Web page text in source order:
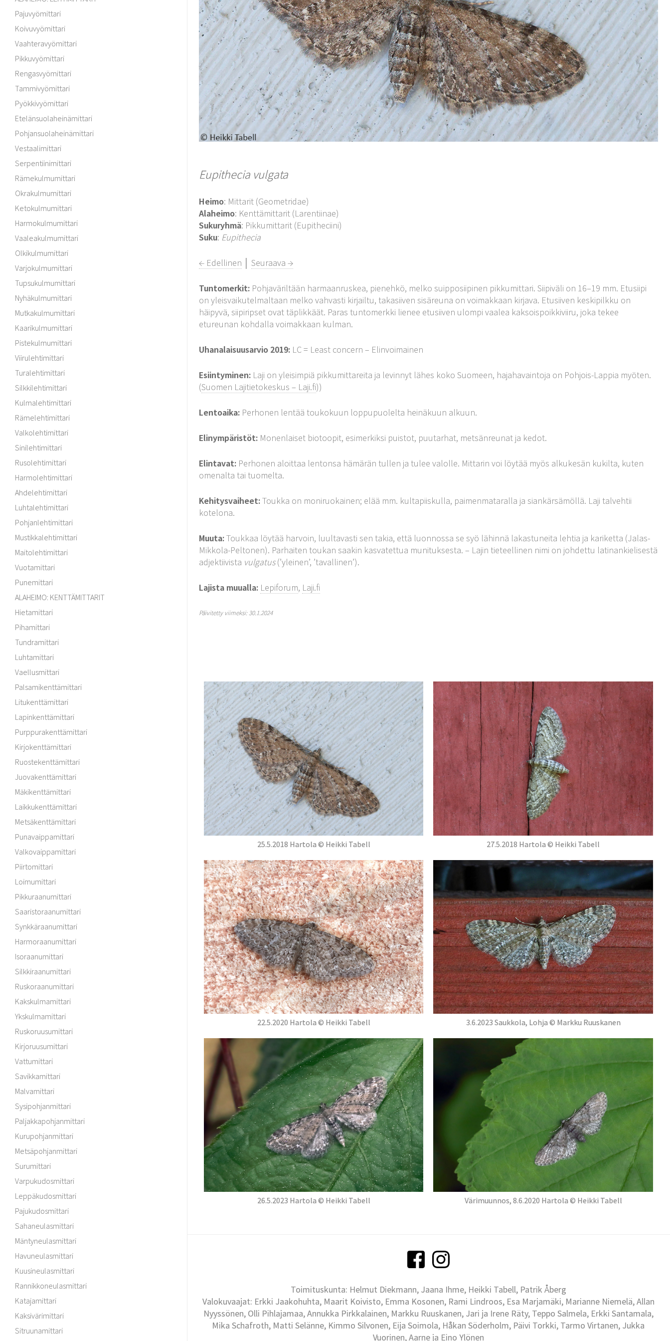
Pajuvyömittari
Koivuvyömittari
Vaahteravyömittari
Pikkuvyömittari
Rengasvyömittari
Tammivyömittari
Pyökkivyömittari
Etelänsuolaheinämittari
Pohjansuolaheinämittari
Vestaalimittari
Serpentiinimittari
Rämekulmumittari
Okrakulmumittari
Ketokulmumittari
Harmokulmumittari
Vaaleakulmumittari
Olkikulmumittari
Varjokulmumittari
Tupsukulmumittari
Nyhäkulmumittari
Mutkakulmumittari
Kaarikulmumittari
Pistekulmumittari
Viirulehtimittari
Turalehtimittari
Silkkilehtimittari
Kulmalehtimittari
Rämelehtimittari
Valkolehtimittari
Sinilehtimittari
Rusolehtimittari
Harmolehtimittari
Ahdelehtimittari
Luhtalehtimittari
Pohjanlehtimittari
Mustikkalehtimittari
Maitolehtimittari
Vuotamittari
Punemittari
ALAHEIMO: KENTTÄMITTARIT
Hietamittari
Pihamittari
Tundramittari
Luhtamittari
Vaellusmittari
Palsamikenttämittari
Litukenttämittari
Lapinkenttämittari
Purppurakenttämittari
Kirjokenttämittari
Ruostekenttämittari
Juovakenttämittari
Mäkikenttämittari
Laikkukenttämittari
Metsäkenttämittari
Punavaippamittari
Valkovaippamittari
Piirtomittari
Loimumittari
Pikkuraanumittari
Saaristoraanumittari
Synkkäraanumittari
Harmoraanumittari
Isoraanumittari
Silkkiraanumittari
Ruskoraanumittari
Kakskulmamittari
Ykskulmamittari
Ruskoruusumittari
Kirjoruusumittari
Vattumittari
Savikkamittari
Malvamittari
Sysipohjanmittari
Paljakkapohjanmittari
Kurupohjanmittari
Metsäpohjanmittari
Surumittari
Varpukudosmittari
Leppäkudosmittari
Pajukudosmittari
Sahaneulasmittari
Mäntyneulasmittari
Havuneulasmittari
Kuusineulasmittari
Rannikkoneulasmittari
Katajamittari
Kaksivärimittari
Sitruunamittari
Eupithecia vulgata
Heimo: Mittarit (Geometridae)
Alaheimo: Kenttämittarit (Larentiinae)
Sukuryhmä: Pikkumittarit (Eupitheciini)
Suku: Eupithecia
← Edellinen │Seuraava →
Tuntomerkit: Pohjaväriltään harmaanruskea, pienehkö, melko suipposiipinen pikkumittari. Siipiväli on 16–19 mm. Etusiipi
on yleisvaikutelmaltaan melko vahvasti kirjailtu, takasiiven sisäreuna on voimakkaan kirjava. Etusiiven keskipilkku on
häipyvä, siipiripset ovat täplikkäät. Paras tuntomerkki lienee etusiiven ulompi vaalea kaksoispoikkiviiru, joka tekee
etureunan kohdalla voimakkaan kulman.
Uhanalaisuusarvio 2019: LC = Least concern – Elinvoimainen
Esiintyminen: Laji on yleisimpiä pikkumittareita ja levinnyt lähes koko Suomeen, hajahavaintoja on Pohjois-Lappia myöten.
(Suomen Lajitietokeskus – Laji.fi))
Lentoaika: Perhonen lentää toukokuun loppupuolelta heinäkuun alkuun.
Elinympäristöt: Monenlaiset biotoopit, esimerkiksi puistot, puutarhat, metsänreunat ja kedot.
Elintavat: Perhonen aloittaa lentonsa hämärän tullen ja tulee valolle. Mittarin voi löytää myös alkukesän kukilta, kuten
omenalta tai tuomelta.
Kehitysvaiheet:Toukka on moniruokainen; elää mm. kultapiiskulla, paimenmataralla ja siankärsämöllä. Laji talvehtii
kotelona.
Muuta:Toukkaa löytää harvoin, luultavasti sen takia, että luonnossa se syö lähinnä lakastuneita lehtia ja kariketta (Jalas-
Mikkola-Peltonen). Parhaiten toukan saakin kasvatettua munituksesta. – Lajin tieteellinen nimi on johdettu latinankielisestä
adjektiivista vulgatus(’yleinen’, ’tavallinen’).
Lajista muualla: Lepiforum, Laji.fi
Päivitetty viimeksi: 30.1.2024
25.5.2018 Hartola © Heikki Tabell 27.5.2018 Hartola © Heikki Tabell
22.5.2020 Hartola © Heikki Tabell 3.6.2023 Saukkola, Lohja © Markku Ruuskanen
26.5.2023 Hartola © Heikki Tabell Värimuunnos, 8.6.2020 Hartola © Heikki Tabell
Toimituskunta: Helmut Diekmann, Jaana Ihme, Heikki Tabell, Patrik Åberg
Valokuvaajat: Erkki Jaakohuhta, Maarit Koivisto, Emma Kosonen, Rami Lindroos, Esa Marjamäki, Marianne Niemelä, Allan
Nyyssönen, Olli Pihlajamaa, Annukka Pirkkalainen, Markku Ruuskanen, Jari ja Irene Räty, Teppo Salmela, Erkki Santamala,
Mika Schafroth, Matti Selänne, Kimmo Silvonen, Eija Soimola, Håkan Söderholm, Päivi Torkki, Tarmo Virtanen, Jukka
Vuorinen, Aarne ja Eino Ylönen